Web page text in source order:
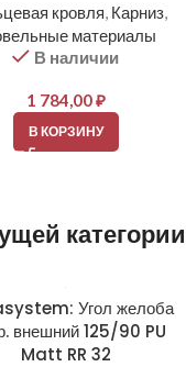
кровля, Карниз,
материалы
В наличии
1 784,00₽
В КОРЗИНУ
категории
Угол желоба
внешний 125/90 PU
Matt RR 32